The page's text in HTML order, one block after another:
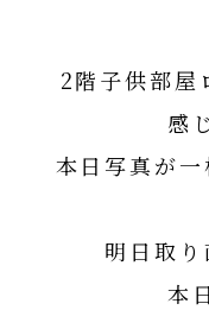
2階子供部屋
感
本日写真が
明日取り
本